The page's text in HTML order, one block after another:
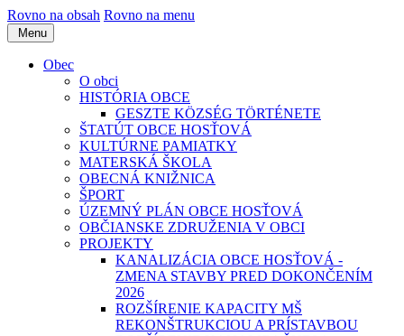
Rovno na obsah Rovno na menu
Menu
Obec
O obci
HISTÓRIA OBCE
GESZTE KÖZSÉG TÖRTÉNETE
ŠTATÚT OBCE HOSŤOVÁ
KULTÚRNE PAMIATKY
MATERSKÁ ŠKOLA
OBECNÁ KNIŽNICA
ŠPORT
ÚZEMNÝ PLÁN OBCE HOSŤOVÁ
OBČIANSKE ZDRUŽENIA V OBCI
PROJEKTY
KANALIZÁCIA OBCE HOSŤOVÁ -
ZMENA STAVBY PRED DOKONČENÍM
2026
ROZŠÍRENIE KAPACITY MŠ
REKONŠTRUKCIOU A PRÍSTAVBOU